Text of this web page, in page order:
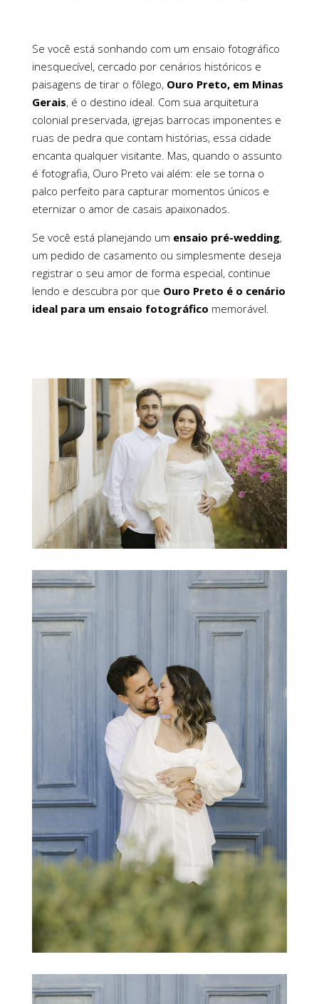
Se você está sonhando com um ensaio fotográfico
inesquecível, cercado por cenários históricos e
paisagens de tirar o fôlego, Ouro Preto, em Minas
Gerais, é o destino ideal. Com sua arquitetura
colonial preservada, igrejas barrocas imponentes e
ruas de pedra que contam histórias, essa cidade
encanta qualquer visitante. Mas, quando o assunto
é fotografia, Ouro Preto vai além: ele se torna o
palco perfeito para capturar momentos únicos e
eternizar o amor de casais apaixonados.
Se você está planejando um ensaio pré-wedding,
um pedido de casamento ou simplesmente deseja
registrar o seu amor de forma especial, continue
lendo e descubra por que Ouro Preto é o cenário
ideal para um ensaio fotográfico memorável.